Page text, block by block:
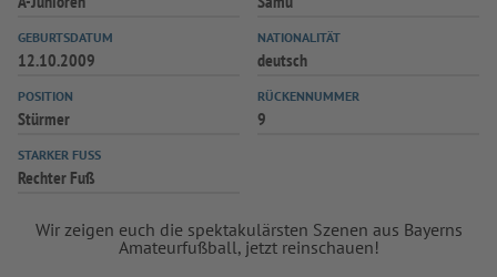
GEBURTSDATUM
12.10.2009
NATIONALITÄT
deutsch
POSITION
Stürmer
RÜCKENNUMMER
9
STARKER FUSS
Rechter Fuß
Wir zeigen euch die spektakulärsten Szenen aus Bayerns
Amateurfußball, jetzt reinschauen!